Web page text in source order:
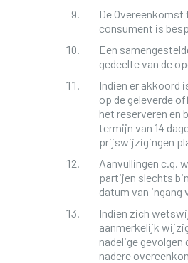
De
consument is
Een
gedeelte van de
Indien er akkoord
op de geleverde
het reserveren en
termijn van 14
prijswijzigingen
Aanvullingen c.q.
partijen slechts
datum van ingang
Indien zich
aanmerkelijk
nadelige
nadere